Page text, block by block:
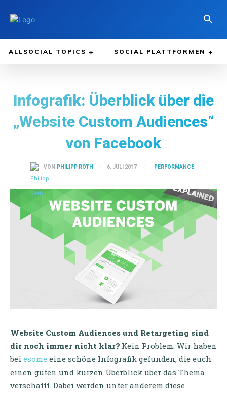
ALLSOCIAL TOPICS SOCIAL PLATTFORMEN
Infografik: Überblick über die
„Website Custom Audiences“
von Facebook
VON PHILIPP ROTH 6. JULI 2017 PERFORMANCE
Website Custom Audiences und Retargeting sind
dir noch immer nicht klar? Kein Problem. Wir haben
bei esome eine schöne Infografik gefunden, die euch
einen guten und kurzen Überblick über das Thema
verschafft. Dabei werden unter anderem diese